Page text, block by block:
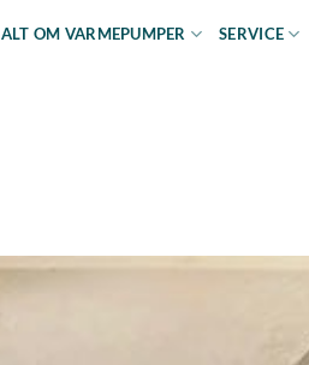
ALT OM VARMEPUMPER SERVICE